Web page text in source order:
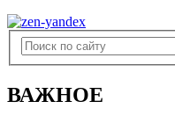
ВАЖНОЕ